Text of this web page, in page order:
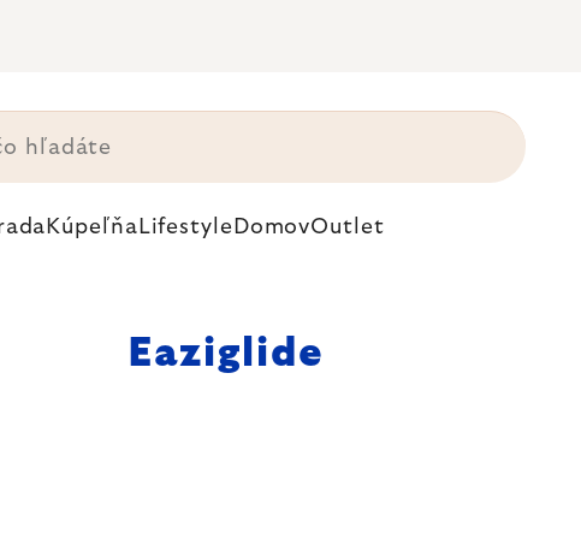
Kúpeľňa Lifestyle DomovOutlet
Eaziglide